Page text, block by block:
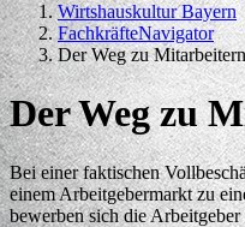
Wirtshauskultur Bayern
FachkräfteNavigator
Der Weg zu Mitarbeitern
Der Weg zu
Bei einer faktischen
einem Arbeitgebermarkt zu
bewerben sich die